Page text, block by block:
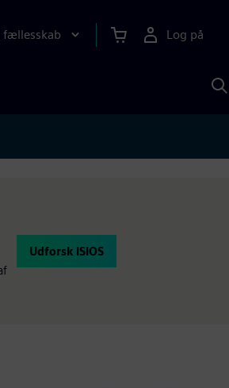
fællesskab Log på
Udforsk iSiOS